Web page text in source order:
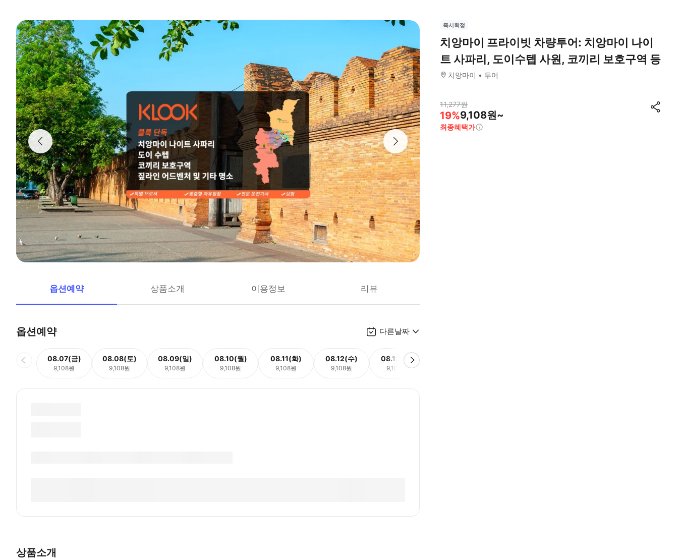
옵션예약 상품소개 이용정보 리뷰
옵션예약 다른날짜
08.07(금)
9,108원
08.08(토)
9,108원
08.09(일)
9,108원
08.10(월)
9,108원
08.11(화)
9,108원
08.12(수)
9,108원
08.13(목)
9,108원
상품소개
즉시확정
치앙마이 프라이빗 차량투어: 치앙마이 나이
트 사파리, 도이수텝 사원, 코끼리 보호구역 등
치앙마이 투어
11,277원
19%9,108원~
최종혜택가